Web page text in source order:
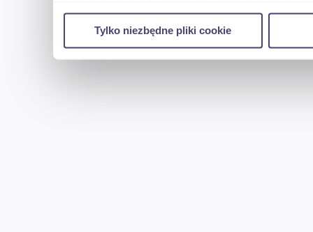
w naszej witrynie. Informacje o tym, jak
reklamowym i analitycznym. Partnerzy mogą
uzyskanymi podczas korzystania z ich usług.
Tylko niezbędne pliki cookie